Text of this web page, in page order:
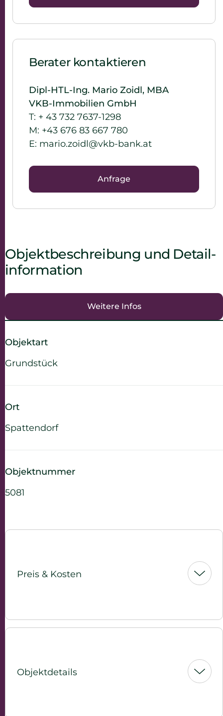
Berater kontaktieren
Dipl-HTL-Ing. Mario Zoidl, MBA
VKB-Immobilien GmbH
T: + 43 732 7637-1298
M: +43 676 83 667 780
E: mario.zoidl@vkb-bank.at
Anfrage
Objekt­beschreibung und Detail­
information
Weitere Infos
Objektart
Grundstück
Ort
Spattendorf
Objektnummer
5081
Preis & Kosten
Objektdetails